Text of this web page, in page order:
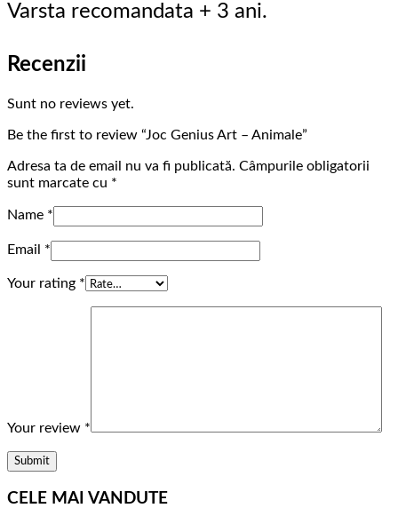
Varsta recomandata + 3 ani.
Recenzii
Sunt no reviews yet.
Be the first to review “Joc Genius Art – Animale”
Adresa ta de email nu va fi publicată. Câmpurile obligatorii
sunt marcate cu *
Name *
Email *
Your rating *
Your review *
CELE MAI VANDUTE